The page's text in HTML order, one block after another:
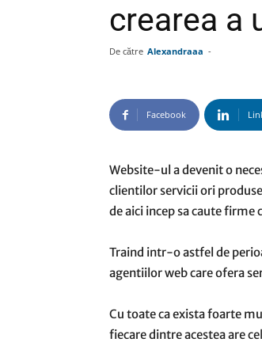
crearea a
De către Alexandraaa -
Facebook
Website-ul a devenit o
clientilor servicii ori
de aici incep sa caute
Traind intr-o astfel de
agentiilor web care ofera
Cu toate ca exista foarte
fiecare dintre acestea are